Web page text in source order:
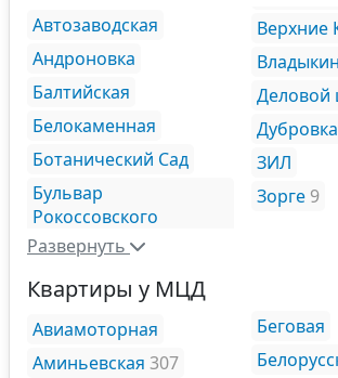
Автозаводская
Андроновка
Балтийская
Белокаменная
Ботанический Сад
Бульвар
Рокоссовского
Верхние
Деловой
Дубровка
ЗИЛ
Зорге 9
Развернуть
Квартиры у МЦД
Авиамоторная
Аминьевская 307
Беговая